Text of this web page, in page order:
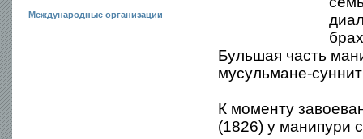
Международные организации
Бульшая часть
мусульмане-
К моменту
(1826) у манипури